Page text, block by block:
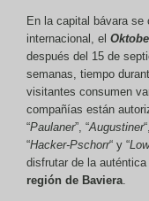
En la capital bávara se
internacional, el
después del 15 de
semanas, tiempo
visitantes consumen
compañías están
“Paulaner”, “Augustiner
“Hacker-Pschorr“ y “
disfrutar de la auténtica
región de Baviera.